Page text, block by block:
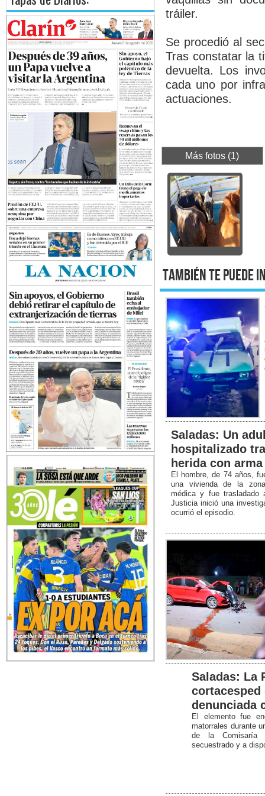
tráiler.
Se procedió al
Tras constatar la
devuelta. Los
cada uno por
actuaciones.
Más fotos (1)
También te puede
Saladas: Un
hospitalizado
herida con
El hombre, de 74 años,
una vivienda de la
médica y fue trasladado
Justicia inició una
ocurrió el episodio.
Saladas: La
cortacesped
denunciada
El elemento fue
matorrales durante
de la Comisaría
secuestrado y a